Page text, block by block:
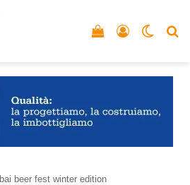
Accedi
Vedi il carrello
bai beer fest winter edition